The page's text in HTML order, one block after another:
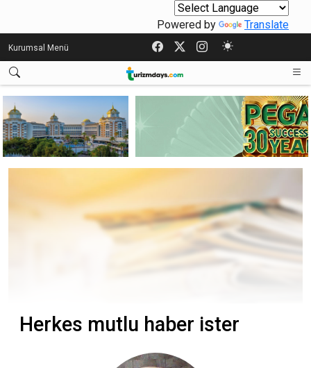
Powered by Translate
Kurumsal Menü
Herkes mutlu haber ister